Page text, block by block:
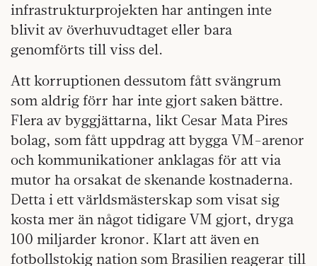
infrastrukturprojekten har antingen inte
blivit av överhuvudtaget eller bara
genomförts till viss del.
Att korruptionen dessutom fått svängrum
som aldrig förr har inte gjort saken bättre.
Flera av byggjättarna, likt Cesar Mata Pires
bolag, som fått uppdrag att bygga VM-arenor
och kommunikationer anklagas för att via
mutor ha orsakat de skenande kostnaderna.
Detta i ett världsmästerskap som visat sig
kosta mer än något tidigare VM gjort, dryga
100 miljarder kronor. Klart att även en
fotbollstokig nation som Brasilien reagerar till